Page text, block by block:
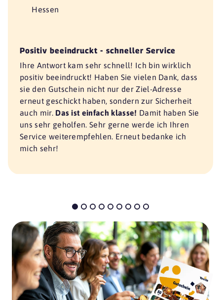
Hessen
Positiv beeindruckt - schneller Service
Ihre Antwort kam sehr schnell! Ich bin wirklich
positiv beeindruckt! Haben Sie vielen Dank, dass
sie den Gutschein nicht nur der Ziel-Adresse
erneut geschickt haben, sondern zur Sicherheit
auch mir. Das ist einfach klasse! Damit haben Sie
uns sehr geholfen. Sehr gerne werde ich Ihren
Service weiterempfehlen. Erneut bedanke ich
mich sehr!